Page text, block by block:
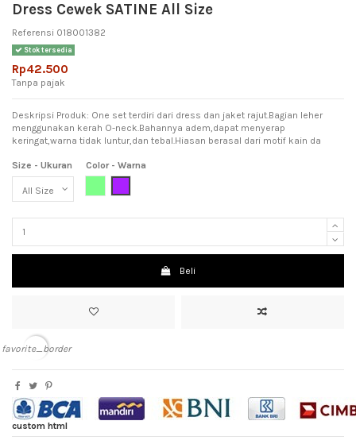
Dress Cewek SATINE All Size
Referensi 018001382
Stok tersedia
Rp42.500
Tanpa pajak
Deskripsi Produk: One set terdiri dari dress dan jaket rajut.Bagian leher
menggunakan kerah O-neck.Bahannya adem,dapat menyerap
keringat,warna tidak luntur,dan tebal.Hiasan berasal dari motif kain da
Size - Ukuran
Color - Warna
Beli
favorite_border
custom html